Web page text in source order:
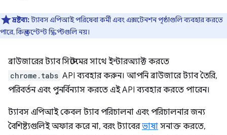
দ্রষ্টব্য:ট্যাবস এপিআই পরিষেবা কর্মী এবং এক্সটেনশন পৃষ্ঠাগুলি ব্যবহার করতে
পারে, কিন্তু কন্টেন্ট স্ক্রিপ্টগুলি নয়।
ব্রাউজারের ট্যাব সিস্টেমের সাথে ইন্টারঅ্যাক্ট করতে
chrome.tabs API ব্যবহার করুন। আপনি ব্রাউজারে ট্যাব তৈরি,
পরিবর্তন এবং পুনর্বিন্যাস করতে এই API ব্যবহার করতে পারেন।
ট্যাবস এপিআই কেবল ট্যাব পরিচালনা এবং পরিচালনার জন্য
বৈশিষ্ট্যগুলিই অফার করে না, বরং ট্যাবেরভাষা সনাক্ত করতে,